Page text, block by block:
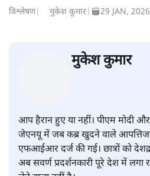
विश्लेषण| मुकेश कुमार 29 JAN, 2026